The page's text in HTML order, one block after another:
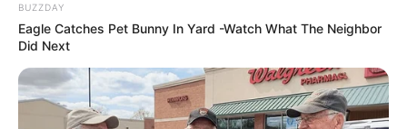
BUZZDAY
Eagle Catches Pet Bunny In Yard -Watch What The Neighbor
Did Next